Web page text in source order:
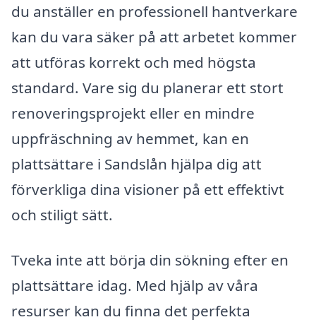
du anställer en professionell hantverkare
kan du vara säker på att arbetet kommer
att utföras korrekt och med högsta
standard. Vare sig du planerar ett stort
renoveringsprojekt eller en mindre
uppfräschning av hemmet, kan en
plattsättare i Sandslån hjälpa dig att
förverkliga dina visioner på ett effektivt
och stiligt sätt.
Tveka inte att börja din sökning efter en
plattsättare idag. Med hjälp av våra
resurser kan du finna det perfekta